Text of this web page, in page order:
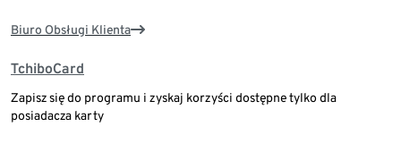
Biuro Obsługi Klienta
TchiboCard
Zapisz się do programu i zyskaj korzyści dostępne tylko dla
posiadacza karty